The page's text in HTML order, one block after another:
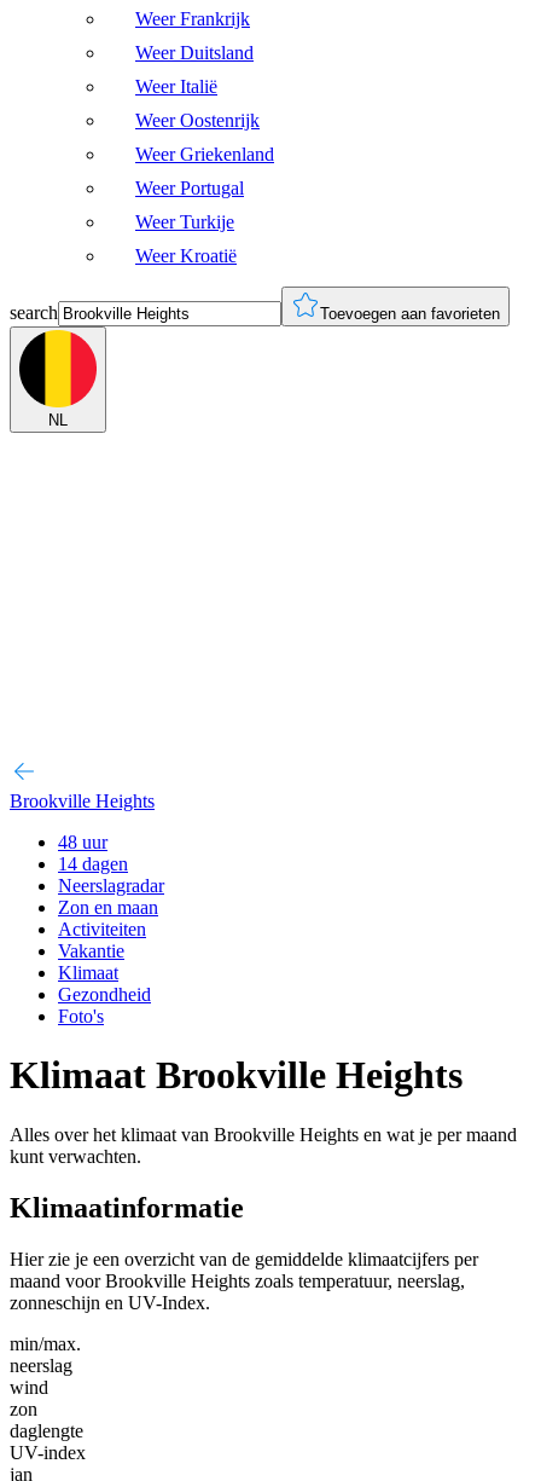
Weer Frankrijk
Weer Duitsland
Weer Italië
Weer Oostenrijk
Weer Griekenland
Weer Portugal
Weer Turkije
Weer Kroatië
search Toevoegen aan favorieten
NL
Brookville Heights
48 uur
14 dagen
Neerslagradar
Zon en maan
Activiteiten
Vakantie
Klimaat
Gezondheid
Foto's
Klimaat Brookville Heights
Alles over het klimaat van Brookville Heights en wat je per maand
kunt verwachten.
Klimaatinformatie
Hier zie je een overzicht van de gemiddelde klimaatcijfers per
maand voor Brookville Heights zoals temperatuur, neerslag,
zonneschijn en UV-Index.
min/max.
neerslag
wind
zon
daglengte
UV-index
jan